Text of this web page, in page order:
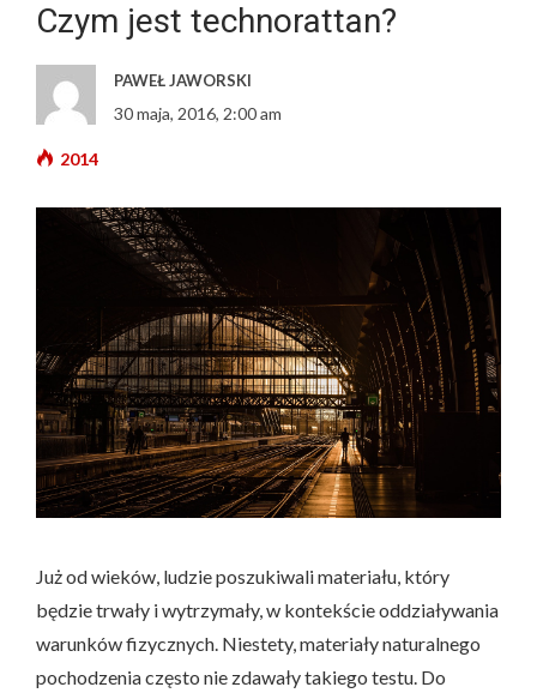
Czym jest technorattan?
PAWEŁ JAWORSKI
30 maja, 2016, 2:00 am
2014
Już od wieków, ludzie poszukiwali materiału, który
będzie trwały i wytrzymały, w kontekście oddziaływania
warunków fizycznych. Niestety, materiały naturalnego
pochodzenia często nie zdawały takiego testu. Do